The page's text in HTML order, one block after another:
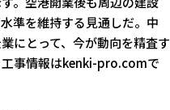
準を維持する見通しだ。中
にとって、今が動向を精査す
工事情報はkenki-pro.comで